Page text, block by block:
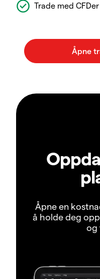
Trade med CFDer
Åpne en
å holde deg
og